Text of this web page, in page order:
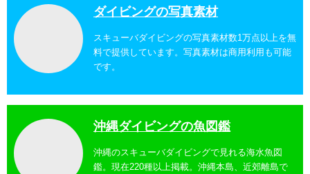
ダイビングの写真素材
スキューバダイビングの写真素材数1万点以上を無
料で提供しています。写真素材は商用利用も可能
です。
沖縄ダイビングの魚図鑑
沖縄のスキューバダイビングで見れる海水魚図
鑑。現在220種以上掲載。沖縄本島、近郊離島で